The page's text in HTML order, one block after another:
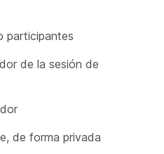
participantes
de la sesión de
de forma privada